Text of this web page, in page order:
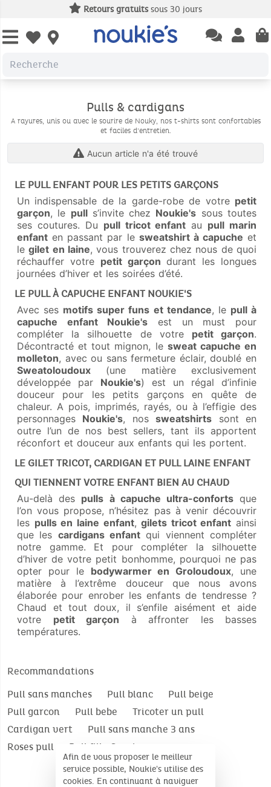
Retours gratuitssous 30 jours
Open wishlist Open
Open
Pulls & cardigans
A rayures, unis ou avec le sourire de Nouky, nos t-shirts sont confortables
et faciles d'entretien.
Aucun article n'a été trouvé
LE PULL ENFANT POUR LES PETITS GARÇONS
Un indispensable de la garde-robe de votre petit
garçon, le pulls’invite chez Noukie's sous toutes
ses coutures. Du pull tricot enfant au pull marin
enfant en passant par le sweatshirt à capuche et
legilet en laine, vous trouverez chez nous de quoi
réchauffer votre petit garçon durant les longues
journées d’hiver et les soirées d’été.
LE PULL À CAPUCHE ENFANT NOUKIE'S
Avec ses motifs super funs et tendance, le pull à
capuche enfant Noukie's est un must pour
compléter la silhouette de votre petit garçon.
Décontracté et tout mignon, le sweat capuche en
molleton, avec ou sans fermeture éclair, doublé en
Sweatoloudoux (une matière exclusivement
développée par Noukie's) est un régal d’infinie
douceur pour les petits garçons en quête de
chaleur. A pois, imprimés, rayés, ou à l’effigie des
personnages Noukie's, nossweatshirts sont en
outre l’un de nos best sellers, tant ils apportent
réconfort et douceur aux enfants qui les portent.
LE GILET TRICOT, CARDIGAN ET PULL LAINE ENFANT
QUI TIENNENT VOTRE ENFANT BIEN AU CHAUD
Au-delà des pulls à capuche ultra-confortsque
l’on vous propose, n’hésitez pas à venir découvrir
les pulls en laine enfant,gilets tricot enfant ainsi
que les cardigans enfant qui viennent compléter
notre gamme. Et pour compléter la silhouette
d’hiver de votre petit bonhomme, pourquoi ne pas
opter pour le bodywarmer en Groloudoux, une
matière à l’extrême douceur que nous avons
élaborée pour enrober les enfants de tendresse ?
Chaud et tout doux, il s’enfile aisément et aide
votre petit garçon à affronter les basses
températures.
Recommandations
Pull sans manches
Pull blanc
Pull beige
Pull garcon
Pull bebe
Tricoter un pull
Cardigan vert
Pull sans manche 3 ans
Roses pull
Pull fille 6 mois
Afin de vous proposer le meilleur
service possible, Noukie's utilise des
cookies. En continuant à naviguer